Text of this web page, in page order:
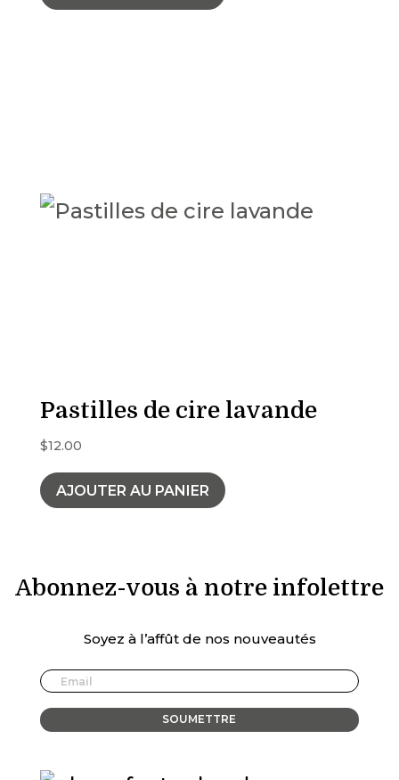
Pastilles de cire lavande
$12.00
AJOUTER AU PANIER
Abonnez-vous à notre infolettre
Soyez à l’affût de nos nouveautés